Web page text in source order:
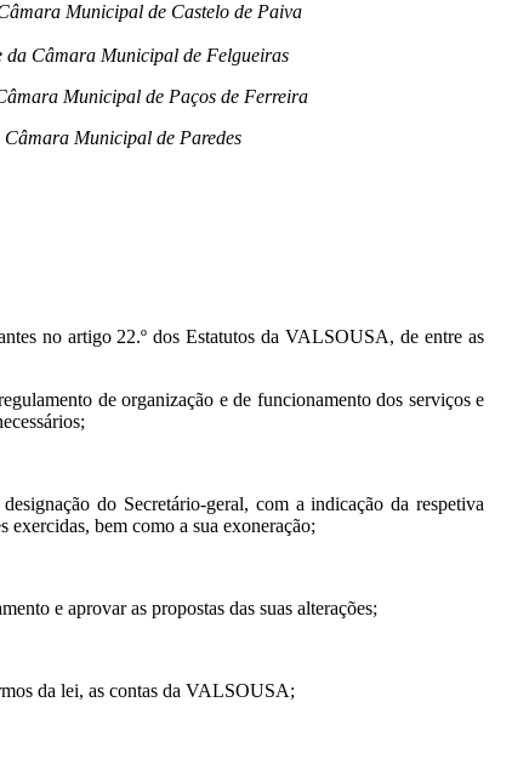
Municipal de Castelo de Paiva
da Câmara Municipal de Felgueiras
Municipal de Paços de Ferreira
Câmara Municipal de Paredes
no artigo 22.º dos Estatutos da VALSOUSA, de entre as
de organização e de funcionamento dos serviços e
do Secretário-geral, com a indicação da respetiva
exercidas, bem como a sua exoneração;
e aprovar as propostas das suas alterações;
da lei, as contas da VALSOUSA;